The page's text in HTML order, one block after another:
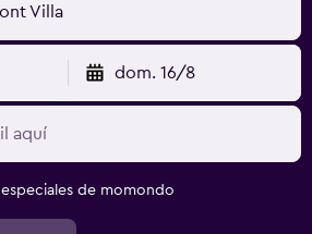
Villa
dom. 16/8
de momondo